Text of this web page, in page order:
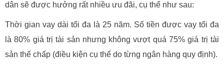
dân sẽ được hưởng rất nhiều ưu đãi, cụ thể như sau:
Thời gian vay dài tối đa là 25 năm. Số tiền được vay tối đa
là 80% giá trị tài sản nhưng không vượt quá 75% giá trị tài
sản thế chấp (điều kiện cụ thể do từng ngân hàng quy định).